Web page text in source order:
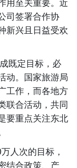
用至关重要。近
司签署合作协
新兴且日益受欢
既定目标，必
动。国家旅游局
工作，而各地方
联合活动，共同
要重点关注东北
人次的目标，
结合政策、产